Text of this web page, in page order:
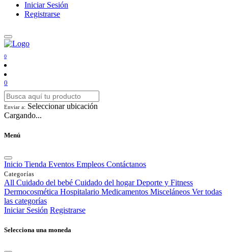
Iniciar Sesión
Registrarse
0
0
Enviar a: Seleccionar ubicación
Cargando...
Menú
Inicio Tienda Eventos Empleos Contáctanos
Categorías
All Cuidado del bebé Cuidado del hogar Deporte y Fitness
Dermocosmética Hospitalario Medicamentos Misceláneos Ver todas
las categorías
Iniciar Sesión Registrarse
Selecciona una moneda